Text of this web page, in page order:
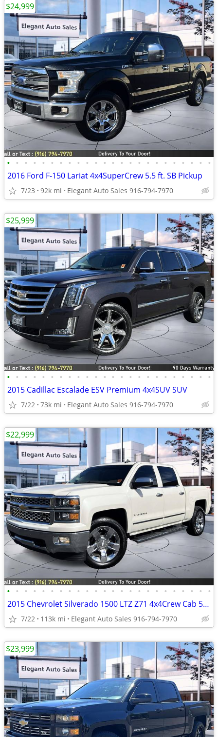
• • • • • • • • • • • • • • • • • • • • • • • •
2016 Ford F-150 Lariat 4x4SuperCrew 5.5 ft. SB Pickup
7/23 92k mi Elegant Auto Sales 916-794-7970
$24,999
• • • • • • • • • • • • • • • • • • • • • • • •
2015 Cadillac Escalade ESV Premium 4x4SUV SUV
7/22 73k mi Elegant Auto Sales 916-794-7970
$25,999
• • • • • • • • • • • • • • • • • • • • • • • •
2015 Chevrolet Silverado 1500 LTZ Z71 4x4Crew Cab 5.8 ft. SB Pickup
7/22 113k mi Elegant Auto Sales 916-794-7970
$22,999
$23,999